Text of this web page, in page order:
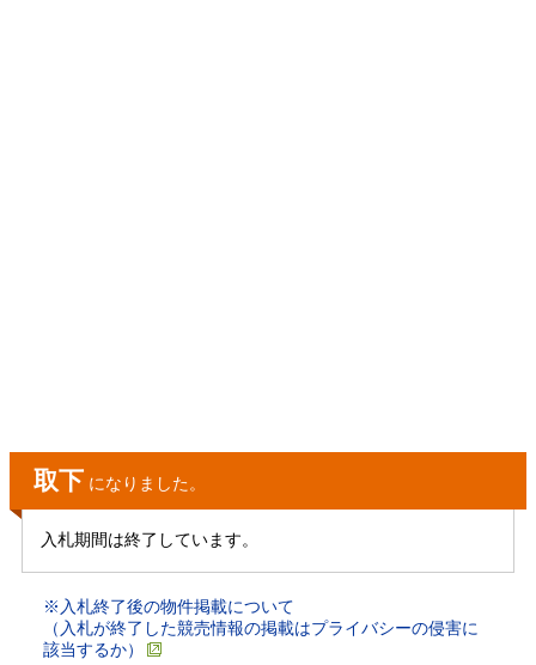
取下 になりました。
入札期間は終了しています。
※入札終了後の物件掲載について
（入札が終了した競売情報の掲載はプライバシーの侵害に
該当するか）